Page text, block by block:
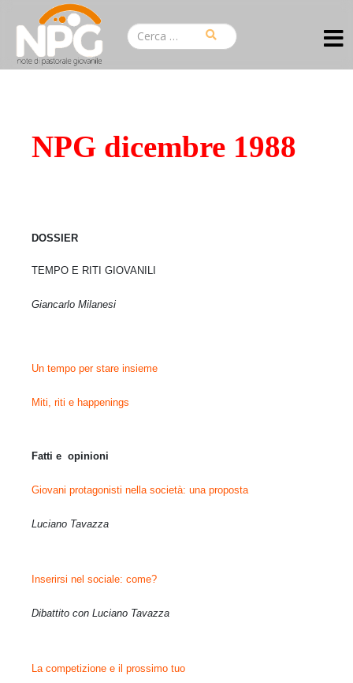
NPG dicembre 1988
DOSSIER
TEMPO E RITI GIOVANILI
Giancarlo Milanesi
Un tempo per stare insieme
Miti, riti e happenings
Fatti e opinioni
Giovani protagonisti nella società: una proposta
Luciano Tavazza
Inserirsi nel sociale: come?
Dibattito con Luciano Tavazza
La competizione e il prossimo tuo